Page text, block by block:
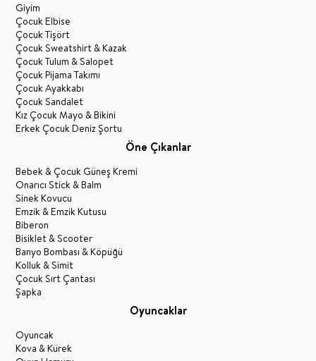
Giyim
Çocuk Elbise
Çocuk Tişört
Çocuk Sweatshirt & Kazak
Çocuk Tulum & Salopet
Çocuk Pijama Takımı
Çocuk Ayakkabı
Çocuk Sandalet
Kız Çocuk Mayo & Bikini
Erkek Çocuk Deniz Şortu
Öne Çıkanlar
Bebek & Çocuk Güneş Kremi
Onarıcı Stick & Balm
Sinek Kovucu
Emzik & Emzik Kutusu
Biberon
Bisiklet & Scooter
Banyo Bombası & Köpüğü
Kolluk & Simit
Çocuk Sırt Çantası
Şapka
Oyuncaklar
Oyuncak
Kova & Kürek